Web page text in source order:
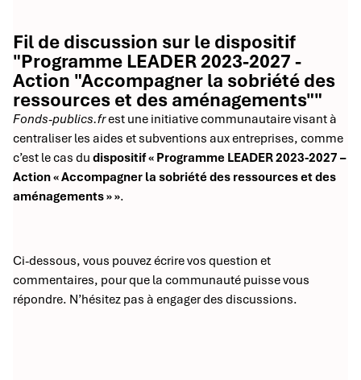
Fil de discussion sur le dispositif
"Programme LEADER 2023-2027 -
Action "Accompagner la sobriété des
ressources et des aménagements""
Fonds-publics.frest une initiative communautaire visant à
centraliser les aides et subventions aux entreprises, comme
c’est le cas du dispositif « Programme LEADER 2023-2027 –
Action « Accompagner la sobriété des ressources et des
aménagements » ».
Ci-dessous, vous pouvez écrire vos question et
commentaires, pour que la communauté puisse vous
répondre. N’hésitez pas à engager des discussions.